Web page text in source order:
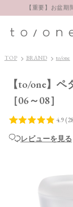
【重要】お盆
LINE お
TOP BRAND to/one
【to/one】
［06～08］
レビューを見る